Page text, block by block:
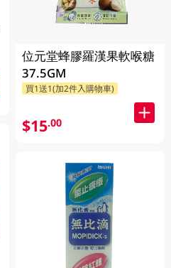
位元堂蜂膠羅漢果軟喉糖
37.5GM
買1送1(加2件入購物車)
$15.00